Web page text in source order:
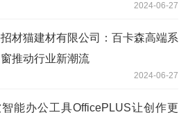
2024-06-27
招材猫建材有限公司：百卡森高端系
推动行业新潮流
2024-06-27
能办公工具OfficePLUS让创作更